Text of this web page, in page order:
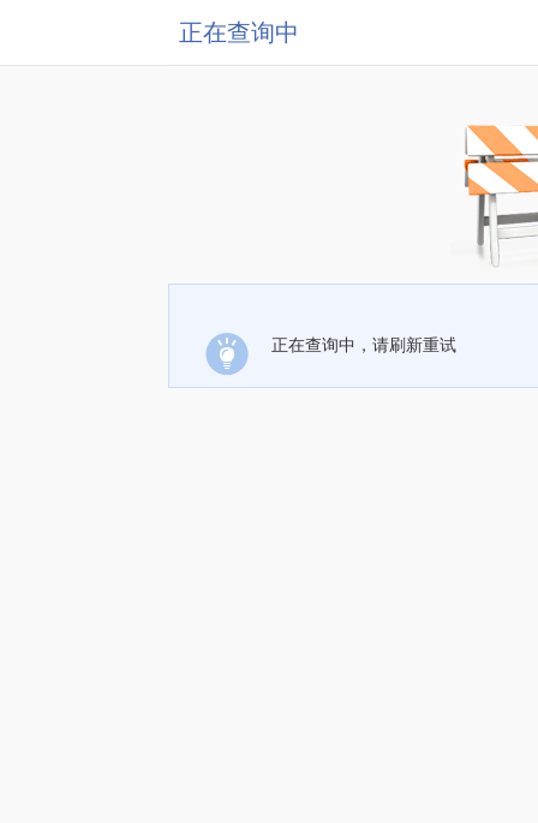
正在查询中
正在查询中，请刷新重试